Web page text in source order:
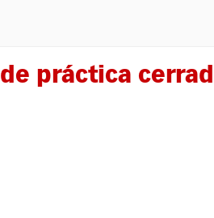
práctica